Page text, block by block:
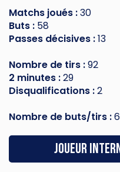
Matchs joués :30
Buts : 58
Passes décisives :13
Nombre de tirs :92
2 minutes :29
Disqualifications :2
Nombre de buts/tirs :
Joueur